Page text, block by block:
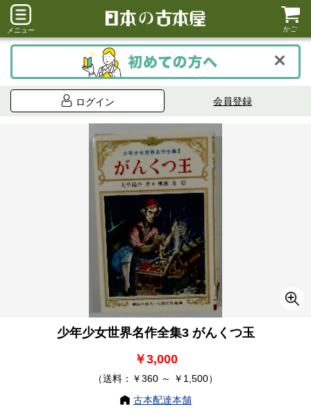
メニュー かご
ログイン 会員登録
少年少女世界名作全集3 がんくつ玉
￥3,000
（送料：￥360 ～ ￥1,500）
古本配達本舗